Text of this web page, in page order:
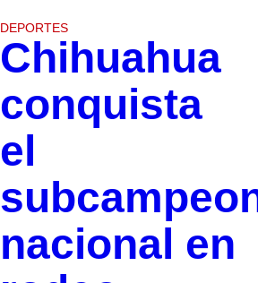
DEPORTES
Chihuahua
conquista
el
nacional en